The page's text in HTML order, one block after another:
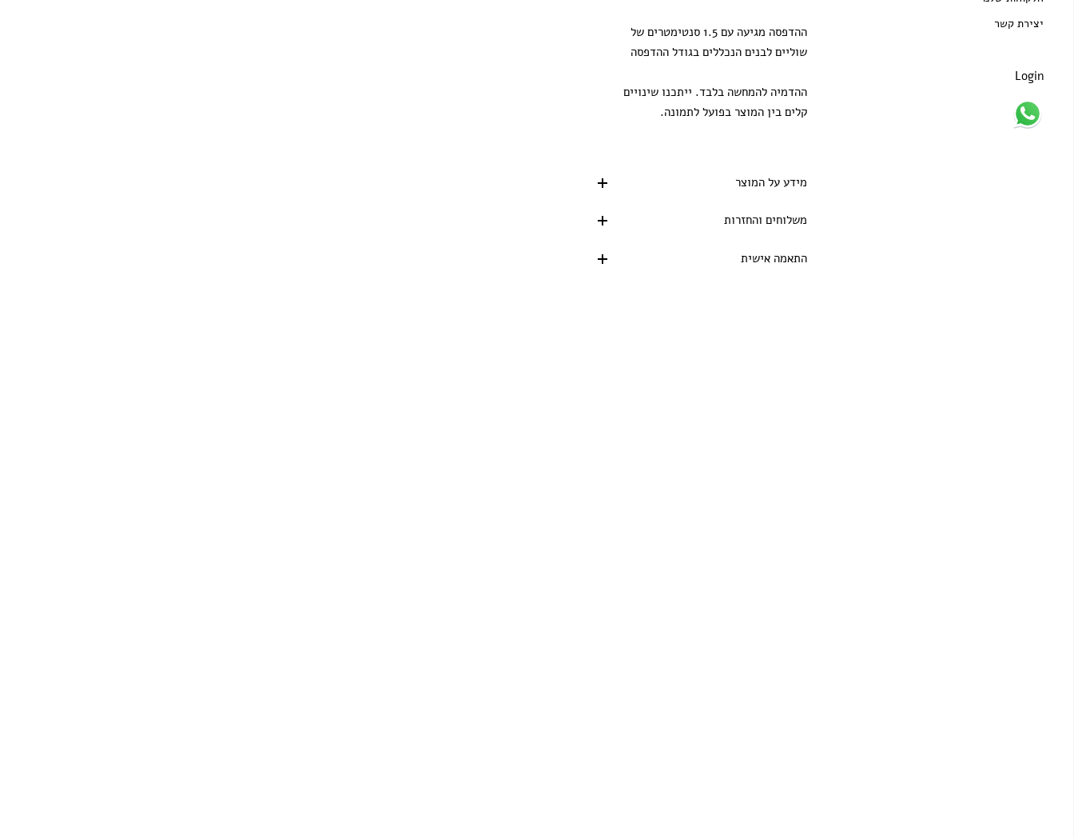
יצירת קשר
Login
ההדפסה מגיעה עם 1.5 סנטימטרים של
שוליים לבנים הנכללים בגודל ההדפסה
ההדמיה להמחשה בלבד. ייתכנו שינויים
קלים בין המוצר בפועל לתמונה.
מידע על המוצר
משלוחים והחזרות
התאמה אישית